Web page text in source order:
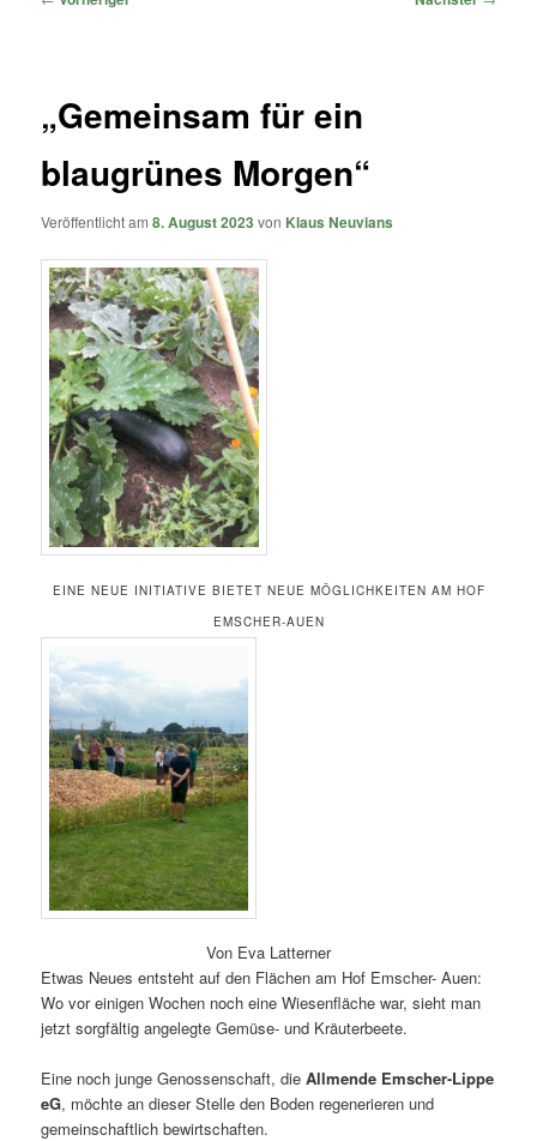
„Gemeinsam für ein
blaugrünes Morgen“
Veröffentlicht am8. August 2023 von Klaus Neuvians
EINE NEUE INITIATIVE BIETET NEUE MÖGLICHKEITEN AM HOF
EMSCHER-AUEN
Von Eva Latterner
Etwas Neues entsteht auf den Flächen am Hof Emscher- Auen:
Wo vor einigen Wochen noch eine Wiesenfläche war, sieht man
jetzt sorgfältig angelegte Gemüse- und Kräuterbeete.
Eine noch junge Genossenschaft, dieAllmende Emscher-Lippe
eG, möchte an dieser Stelle den Boden regenerieren und
gemeinschaftlich bewirtschaften.